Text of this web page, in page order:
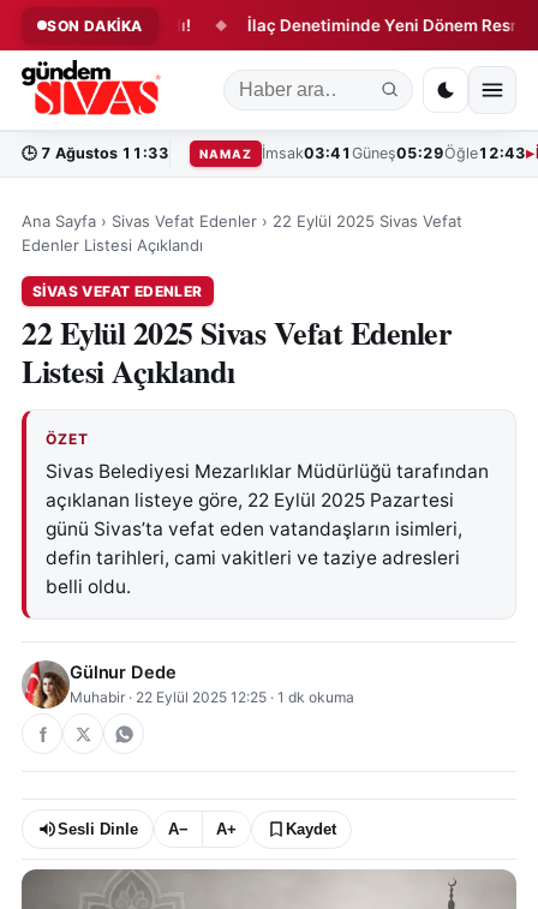
SON DAKİKA
Başladı! ◆ İlaç Denetiminde Yeni Dönem Resmen
🕒 7 Ağustos 11:33 NAMAZ İmsak03:41 Güneş05:29Öğle12:43
Ana Sayfa › Sivas Vefat Edenler › 22 Eylül 2025 Sivas Vefat
Edenler Listesi Açıklandı
SIVAS VEFAT EDENLER
22 Eylül 2025 Sivas Vefat Edenler
Listesi Açıklandı
ÖZET
Sivas Belediyesi Mezarlıklar Müdürlüğü tarafından
açıklanan listeye göre, 22 Eylül 2025 Pazartesi
günü Sivas’ta vefat eden vatandaşların isimleri,
defin tarihleri, cami vakitleri ve taziye adresleri
belli oldu.
Gülnur Dede
Muhabir · 22 Eylül 2025 12:25 · 1 dk okuma
Sesli Dinle A− A+ Kaydet